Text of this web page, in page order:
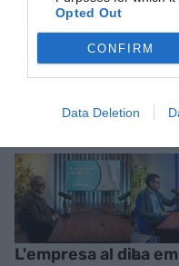
Opted Out
CONFIRM
Data Deletion
L'empresa al diaLa